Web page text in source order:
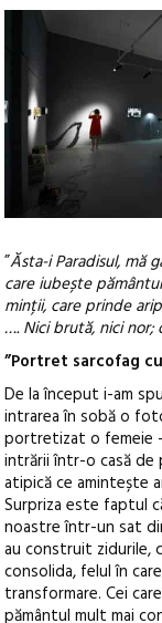
”Ăsta-i Paradisul, mă
care iubește
minții, care prinde
…. Nici brută, nici nor;
”Portret sarcofag
De la început i-am
intrarea în sobă o
portretizat o femeie
intrării într-o casă de
atipică ce amintește
Surpriza este faptul
noastre într-un sat
au construit zidurile,
consolida, felul în
transformare. Cei
pământul mult mai